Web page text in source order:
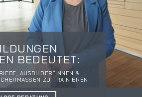
BEDEUTET:
AUSBILDER*INNEN &
ZU TRAINIEREN